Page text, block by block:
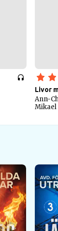
Livor
Ann-
Mikael